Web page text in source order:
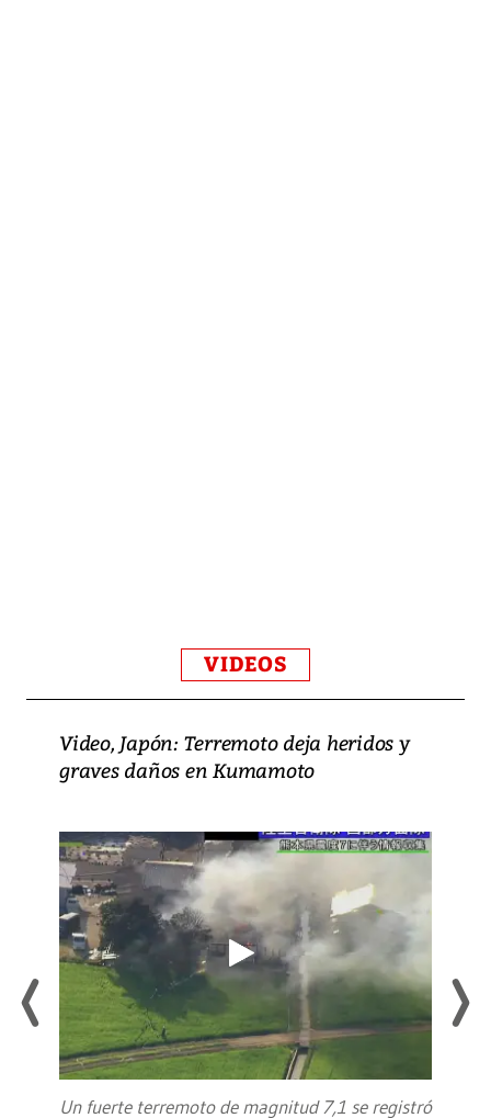
VIDEOS
Video, Japón: Terremoto deja heridos y
graves daños en Kumamoto
Un fuerte terremoto de magnitud 7,1 se registró